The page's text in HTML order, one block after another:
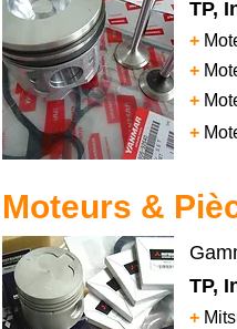
TP,
+
+
+
+
TP,
+
Moteurs &